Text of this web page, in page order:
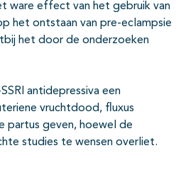
ware effect van het gebruik van
het ontstaan van pre-eclampsie
het door de onderzoeken
antidepressiva een
vruchtdood, fluxus
partus geven, hoewel de
studies te wensen overliet.